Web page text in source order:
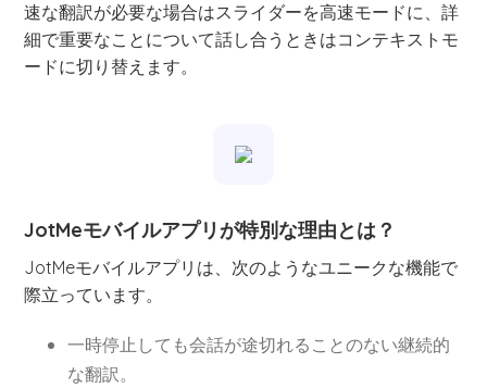
速な翻訳が必要な場合はスライダーを高速モードに、詳
細で重要なことについて話し合うときはコンテキストモ
ードに切り替えます。
JotMeモバイルアプリが特別な理由とは？
JotMeモバイルアプリは、次のようなユニークな機能で
際立っています。
一時停止しても会話が途切れることのない継続的
な翻訳。